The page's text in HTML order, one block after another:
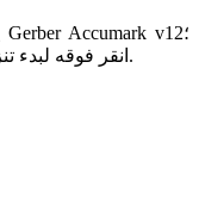
انقر فوقه لبدء تنزيل البرنامج على جهاز الكمبيوتر الخاص بك.